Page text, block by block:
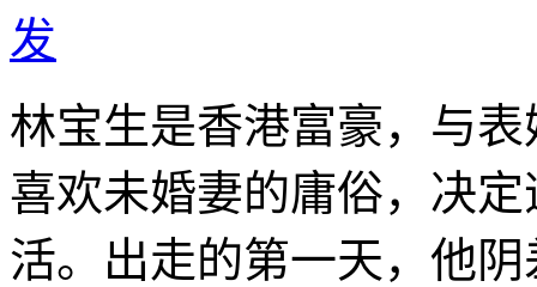
发
林宝生是香港富豪，与
喜欢未婚妻的庸俗，决
活。出走的第一天，他